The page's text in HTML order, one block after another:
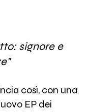
signore e
così, con una
EP dei